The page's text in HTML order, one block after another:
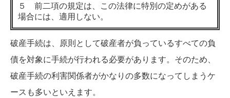
５ 前二項の規定は、この法律に特別の定めがある
場合には、適用しない。
破産手続は、原則として破産者が負っているすべての負
債を対象に手続が行われる必要があります。そのため、
破産手続の利害関係者がかなりの多数になってしまうケ
ースも多いといえます。